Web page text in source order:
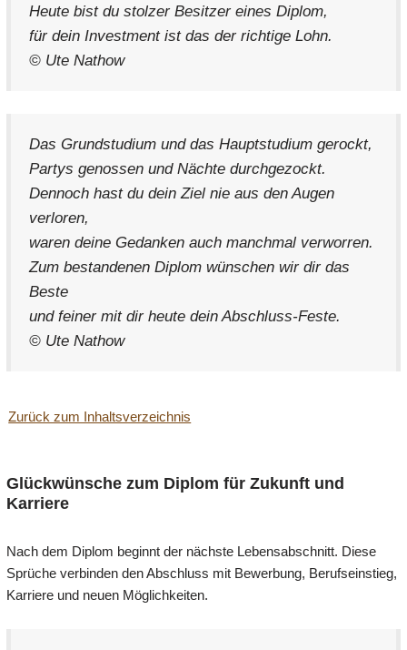
Heute bist du stolzer Besitzer eines Diplom,
für dein Investment ist das der richtige Lohn.
© Ute Nathow
Das Grundstudium und das Hauptstudium gerockt,
Partys genossen und Nächte durchgezockt.
Dennoch hast du dein Ziel nie aus den Augen
verloren,
waren deine Gedanken auch manchmal verworren.
Zum bestandenen Diplom wünschen wir dir das
Beste
und feiner mit dir heute dein Abschluss-Feste.
© Ute Nathow
Zurück zum Inhaltsverzeichnis
Glückwünsche zum Diplom für Zukunft und
Karriere
Nach dem Diplom beginnt der nächste Lebensabschnitt. Diese
Sprüche verbinden den Abschluss mit Bewerbung, Berufseinstieg,
Karriere und neuen Möglichkeiten.